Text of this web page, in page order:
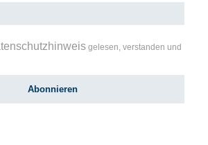
gelesen, verstanden und